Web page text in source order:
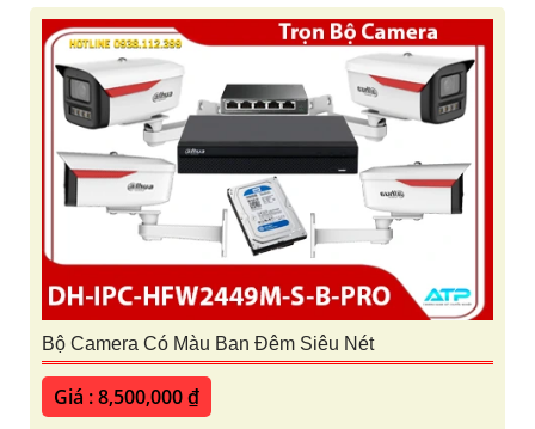
Bộ Camera Có Màu Ban Đêm Siêu Nét
Giá : 8,500,000 ₫